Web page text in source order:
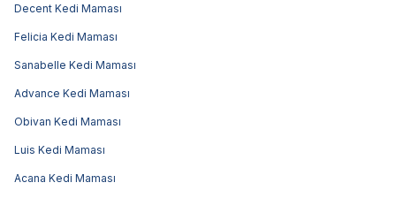
Decent Kedi Maması
Felicia Kedi Maması
Sanabelle Kedi Maması
Advance Kedi Maması
Obivan Kedi Maması
Luis Kedi Maması
Acana Kedi Maması